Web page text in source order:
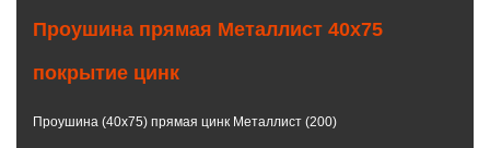
Проушина прямая Металлист 40х75
покрытие цинк
Проушина (40х75) прямая цинк Металлист (200)